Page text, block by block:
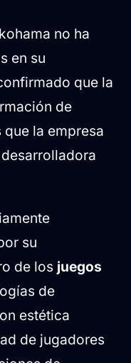
no ha
en su
que la
de
que la empresa
su
de los juegos
de
estética
de jugadores